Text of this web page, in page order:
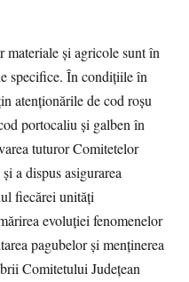
materiale şi agricole sunt în
specifice. În condiţiile în
atenţionările de cod roşu
portocaliu şi galben în
tuturor Comitetelor
a dispus asigurarea
fiecărei unităţi
evoluţiei fenomenelor
pagubelor şi menţinerea
Comitetului Judeţean